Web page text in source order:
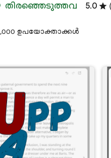
തിരഞ്ഞെടുത്തവ 5.0 (
ഉപയോക്താക്കൾ